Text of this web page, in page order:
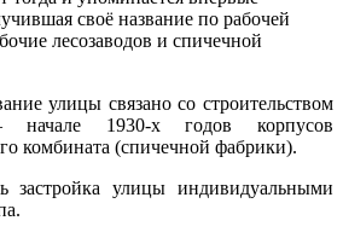
своё название по рабочей
лесозаводов и спичечной
улицы связано со строительством
1930-х годов корпусов
комбината (спичечной фабрики).
застройка улицы индивидуальными